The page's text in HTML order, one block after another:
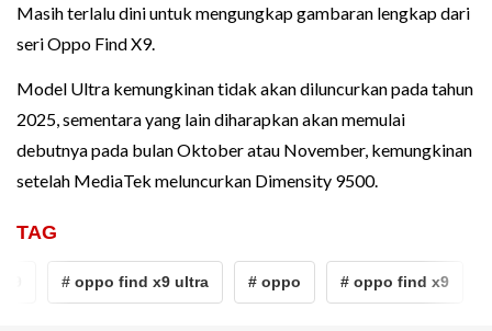
Masih terlalu dini untuk mengungkap gambaran lengkap dari
seri Oppo Find X9.
Model Ultra kemungkinan tidak akan diluncurkan pada tahun
2025, sementara yang lain diharapkan akan memulai
debutnya pada bulan Oktober atau November, kemungkinan
setelah MediaTek meluncurkan Dimensity 9500.
TAG
# oppo find x9 ultra # oppo # oppo find x9